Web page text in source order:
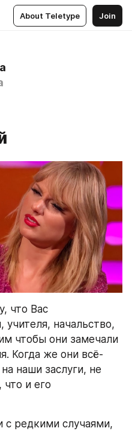
About Teletype Join
что Вас
начальство,
чтобы они замечали
Когда же они всё-
наши заслуги, не
и его
с редкими случаями,